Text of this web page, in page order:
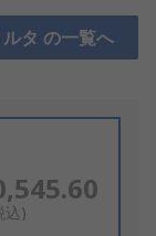
タ の一覧へ
込)